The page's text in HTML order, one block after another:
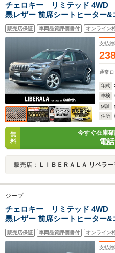
チェロキー リミテッド 4WD
黒レザー 前席シートヒーター
BSM レーンキープ 電動リアゲ
SELECTERRAIN アクティブパ
TV Apple CarPlay Bluetooth
販売店保証 車両品質評価書付 オンライン
支払
通常
年式
車検
保証
住所
無
料
今すぐ在庫
電
販売店： ＬＩＢＥＲＡＬＡ リベラ
ジープ
チェロキー リミテッド 4WD
黒レザー 前席シートヒーター
BSM レーンキープ 電動リアゲ
SELECTERRAIN アクティブパ
TV Apple CarPlay Bluetooth
販売店保証 車両品質評価書付 オンライン
支払